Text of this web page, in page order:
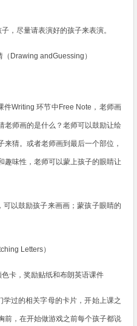
，尽量请表演好的孩子来表演。
（ Drawing andGuessing ）
件Writing环节中 Free Note ，老师画
老师画的是什么？老师可以鼓励让绘
猜。或者老师画到最后一个部位，
趣味性，老师可以蒙上孩子的眼睛让
可以鼓励孩子来画画；蒙孩子眼睛的
Letters）
卡，奖励贴纸和布朗英语课件
学过的相关字母的卡片，开始上课之
前，在开始做游戏之前每个孩子都说